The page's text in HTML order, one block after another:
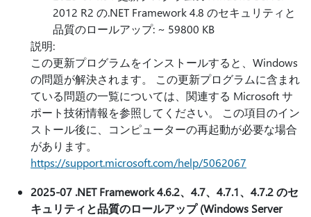
2012 R2 の.NET Framework 4.8 のセキュリティと
品質のロールアップ: ~ 59800 KB
説明:
この更新プログラムをインストールすると、Windows
の問題が解決されます。 この更新プログラムに含まれ
ている問題の一覧については、関連する Microsoft サ
ポート技術情報を参照してください。 この項目のイン
ストール後に、コンピューターの再起動が必要な場合
があります。
https://support.microsoft.com/help/5062067
2025-07 .NET Framework 4.6.2、4.7、4.7.1、4.7.2 のセ
キュリティと品質のロールアップ (Windows Server